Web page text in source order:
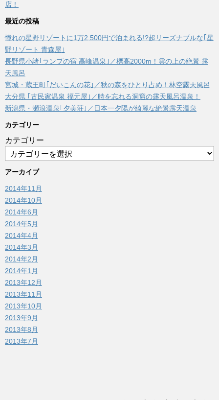
店！
最近の投稿
憧れの星野リゾートに1万2,500円で泊まれる!?超リーズナブルな｢星
野リゾート 青森屋｣
長野県小諸｢ランプの宿 高峰温泉｣／標高2000m！雲の上の絶景 露
天風呂
宮城・蔵王町｢だいこんの花｣／秋の森をひとり占め！林空露天風呂
大分県 ｢古民家温泉 福元屋｣／時を忘れる洞窟の露天風呂温泉！
新潟県・瀬浪温泉｢夕美荘｣／日本一夕陽が綺麗な絶景露天温泉
カテゴリー
カテゴリー
アーカイブ
2014年11月
2014年10月
2014年6月
2014年5月
2014年4月
2014年3月
2014年2月
2014年1月
2013年12月
2013年11月
2013年10月
2013年9月
2013年8月
2013年7月